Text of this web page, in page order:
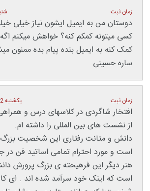
زمان ثبت شنبه 22
دوستان من به ایمیل ایشون نیاز خیلی
کسی میتونه کمکم کنه؟ خواهش میکنم
کمک کنه به ایمیل بنده پیام بده ممنون
ساره حسینی
زمان ثبت یکشنبه 22 شهریور 1394 08:33
افتخار شاگردی در کلاسهای درس و
از نشست های بین المللی را داشته ام.
دانش و متانت رفتاری این شخصیت بزرگ
است و مورد احترام تمامی اساتید فن در
هنر دیگر این فرهیحته ی بزرگ پرورش
است که اینک خود سرآمد شده اند . ای